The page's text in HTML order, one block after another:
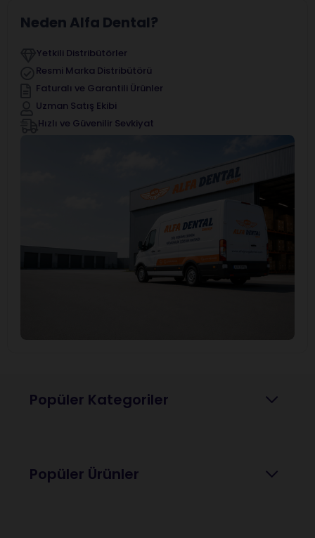
Neden Alfa Dental?
Yetkili Distribütörler
Resmi Marka Distribütörü
Faturalı ve Garantili Ürünler
Uzman Satış Ekibi
Hızlı ve Güvenilir Sevkiyat
Popüler Kategoriler
Popüler Ürünler